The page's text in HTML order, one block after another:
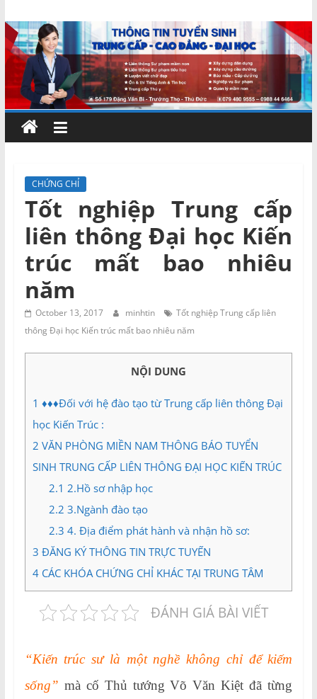
to
content
Chứng
chỉ
ngắn
hạn
–
MIENNAM
Education
Đào
và
Tư
vấn
CHỨNG CHỈ
Tốt nghiệp Trung cấp
liên thông Đại học Kiến
trúc mất bao nhiêu
năm
October 13, 2017 minhtin
Tốt nghiệp Trung cấp liên
thông Đại học Kiến trúc mất bao nhiêu năm
NỘI DUNG
1 ♦♦♦Đối với hệ đào tạo từ Trung cấp liên thông Đại
học Kiến Trúc :
2 VĂN PHÒNG MIỀN NAM THÔNG BÁO TUYỂN
SINH TRUNG CẤP LIÊN THÔNG ĐẠI HỌC KIẾN TRÚC
2.1 2.Hồ sơ nhập học
2.2 3.Ngành đào tạo
2.3 4. Địa điểm phát hành và nhận hồ sơ:
3 ĐĂNG KÝ THÔNG TIN TRỰC TUYẾN
4CÁC KHÓA CHỨNG CHỈ KHÁC TẠI TRUNG TÂM
ĐÁNH GIÁ BÀI VIẾT
“Kiến trúc sư là một nghề không chỉ để kiếm
sống” mà cố Thủ tướng Võ Văn Kiệt đã từng